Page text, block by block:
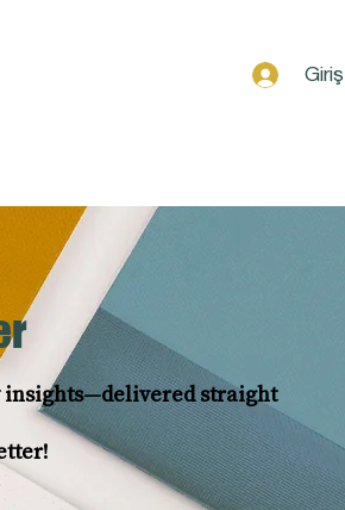
Giriş
straight